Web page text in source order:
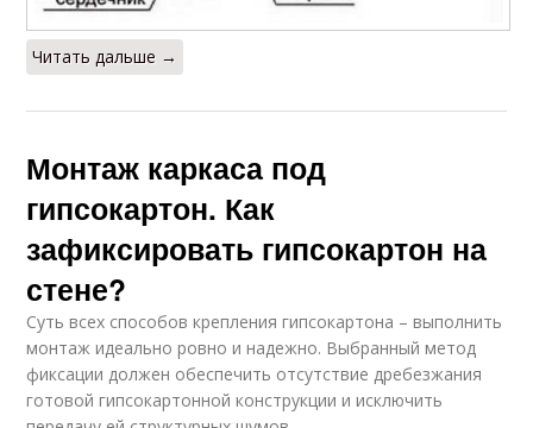
Читать дальше →
Монтаж каркаса под
гипсокартон. Как
зафиксировать гипсокартон на
стене?
Суть всех способов крепления гипсокартона – выполнить
монтаж идеально ровно и надежно. Выбранный метод
фиксации должен обеспечить отсутствие дребезжания
готовой гипсокартонной конструкции и исключить